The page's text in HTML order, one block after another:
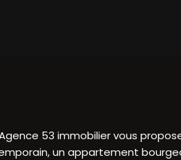
53 immobilier vous
un appartement